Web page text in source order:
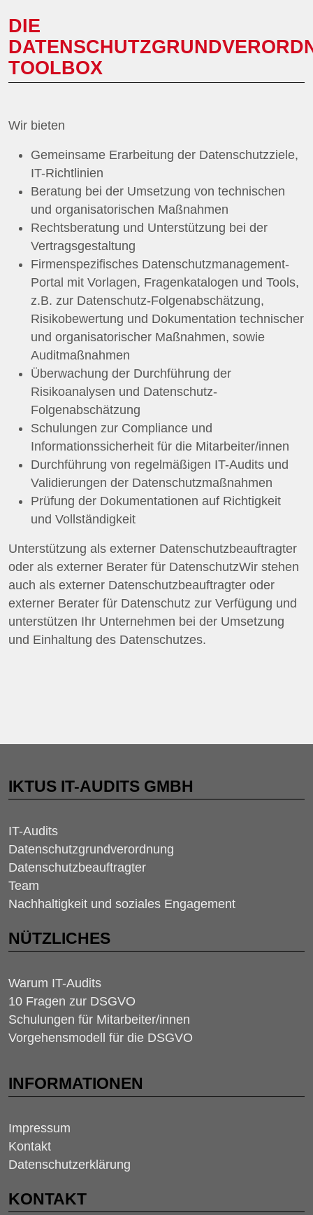
DIE
TOOLBOX
Wir bieten
Gemeinsame Erarbeitung der Datenschutzziele,
IT-Richtlinien
Beratung bei der Umsetzung von technischen
und organisatorischen Maßnahmen
Rechtsberatung und Unterstützung bei der
Vertragsgestaltung
Firmenspezifisches Datenschutzmanagement-
Portal mit Vorlagen, Fragenkatalogen und Tools,
z.B. zur Datenschutz-Folgenabschätzung,
Risikobewertung und Dokumentation technischer
und organisatorischer Maßnahmen, sowie
Auditmaßnahmen
Überwachung der Durchführung der
Risikoanalysen und Datenschutz-
Folgenabschätzung
Schulungen zur Compliance und
Informationssicherheit für die Mitarbeiter/innen
Durchführung von regelmäßigen IT-Audits und
Validierungen der Datenschutzmaßnahmen
Prüfung der Dokumentationen auf Richtigkeit
und Vollständigkeit
Unterstützung als externer Datenschutzbeauftragter
oder als externer Berater für DatenschutzWir stehen
auch als externer Datenschutzbeauftragter oder
externer Berater für Datenschutz zur Verfügung und
unterstützen Ihr Unternehmen bei der Umsetzung
und Einhaltung des Datenschutzes.
IKTUS IT-AUDITS GMBH
IT-Audits
Datenschutzgrundverordnung
Datenschutzbeauftragter
Team
Nachhaltigkeit und soziales Engagement
NÜTZLICHES
Warum IT-Audits
10 Fragen zur DSGVO
Schulungen für Mitarbeiter/innen
Vorgehensmodell für die DSGVO
INFORMATIONEN
Impressum
Kontakt
Datenschutzerklärung
KONTAKT